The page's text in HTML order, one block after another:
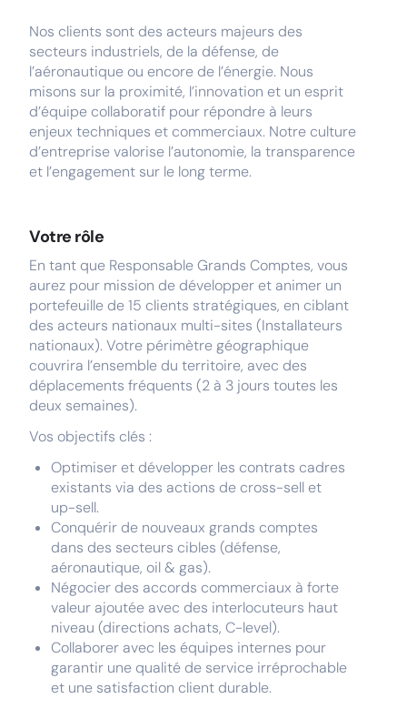
Nos clients sont des acteurs majeurs des
secteurs industriels, de la défense, de
l’aéronautique ou encore de l’énergie. Nous
misons sur la proximité, l’innovation et un esprit
d’équipe collaboratif pour répondre à leurs
enjeux techniques et commerciaux. Notre culture
d’entreprise valorise l’autonomie, la transparence
et l’engagement sur le long terme.
Votre rôle
En tant que Responsable Grands Comptes, vous
aurez pour mission de développer et animer un
portefeuille de 15 clients stratégiques, en ciblant
des acteurs nationaux multi-sites (Installateurs
nationaux). Votre périmètre géographique
couvrira l’ensemble du territoire, avec des
déplacements fréquents (2 à 3 jours toutes les
deux semaines).
Vos objectifs clés :
Optimiser et développer les contrats cadres
existants via des actions de cross-sell et
up-sell.
Conquérir de nouveaux grands comptes
dans des secteurs cibles (défense,
aéronautique, oil & gas).
Négocier des accords commerciaux à forte
valeur ajoutée avec des interlocuteurs haut
niveau (directions achats, C-level).
Collaborer avec les équipes internes pour
garantir une qualité de service irréprochable
et une satisfaction client durable.